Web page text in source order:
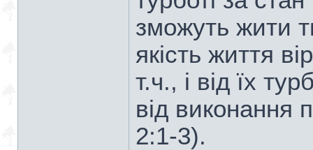
зможуть жити
якість життя
т.ч., і від їх
від виконання
2:1-3).